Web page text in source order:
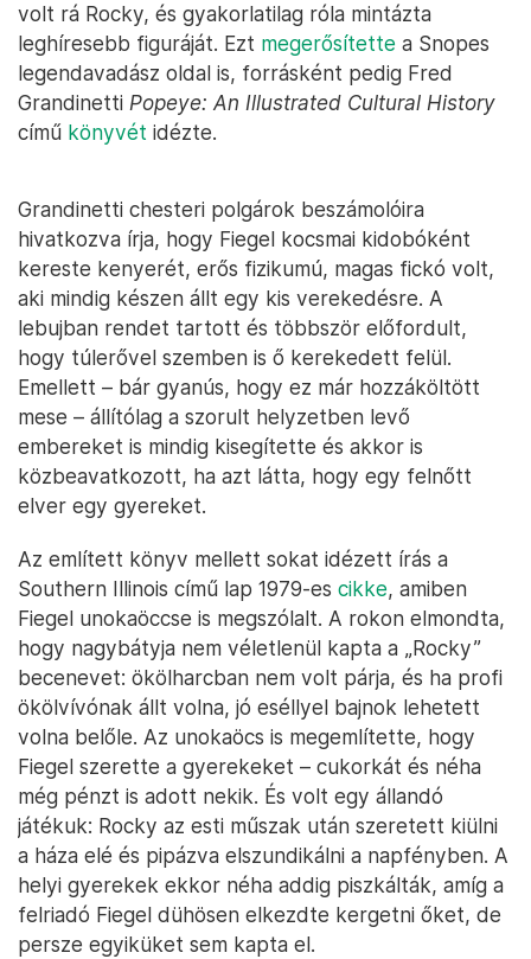
volt rá Rocky, és gyakorlatilag róla mintázta
leghíresebb figuráját. Ezt megerősítette a Snopes
legendavadász oldal is, forrásként pedig Fred
Grandinetti Popeye: An Illustrated Cultural History
című könyvét idézte.
Grandinetti chesteri polgárok beszámolóira
hivatkozva írja, hogy Fiegel kocsmai kidobóként
kereste kenyerét, erős fizikumú, magas fickó volt,
aki mindig készen állt egy kis verekedésre. A
lebujban rendet tartott és többször előfordult,
hogy túlerővel szemben is ő kerekedett felül.
Emellett – bár gyanús, hogy ez már hozzáköltött
mese – állítólag a szorult helyzetben levő
embereket is mindig kisegítette és akkor is
közbeavatkozott, ha azt látta, hogy egy felnőtt
elver egy gyereket.
Az említett könyv mellett sokat idézett írás a
Southern Illinois című lap 1979-es cikke, amiben
Fiegel unokaöccse is megszólalt. A rokon elmondta,
hogy nagybátyja nem véletlenül kapta a „Rocky”
becenevet: ökölharcban nem volt párja, és ha profi
ökölvívónak állt volna, jó eséllyel bajnok lehetett
volna belőle. Az unokaöcs is megemlítette, hogy
Fiegel szerette a gyerekeket – cukorkát és néha
még pénzt is adott nekik. És volt egy állandó
játékuk: Rocky az esti műszak után szeretett kiülni
a háza elé és pipázva elszundikálni a napfényben. A
helyi gyerekek ekkor néha addig piszkálták, amíg a
felriadó Fiegel dühösen elkezdte kergetni őket, de
persze egyiküket sem kapta el.